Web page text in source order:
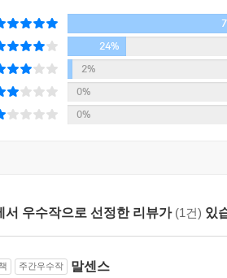
24%
2%
0%
0%
서 우수작으로 선정한 리뷰가 (1건) 있
주간우수작 말센스